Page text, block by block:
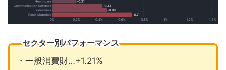
セクター別パフォーマンス
・一般消費財…+1.21%